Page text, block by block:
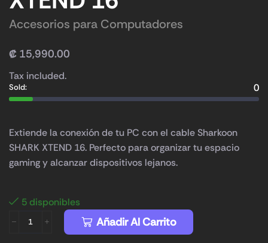
Accesorios para Computadores
₡ 15,990.00
Tax included.
Sold: 0
Extiende la conexión de tu PC con el cable Sharkoon
SHARK XTEND 16. Perfecto para organizar tu espacio
gaming y alcanzar dispositivos lejanos.
5 disponibles
Añadir Al Carrito